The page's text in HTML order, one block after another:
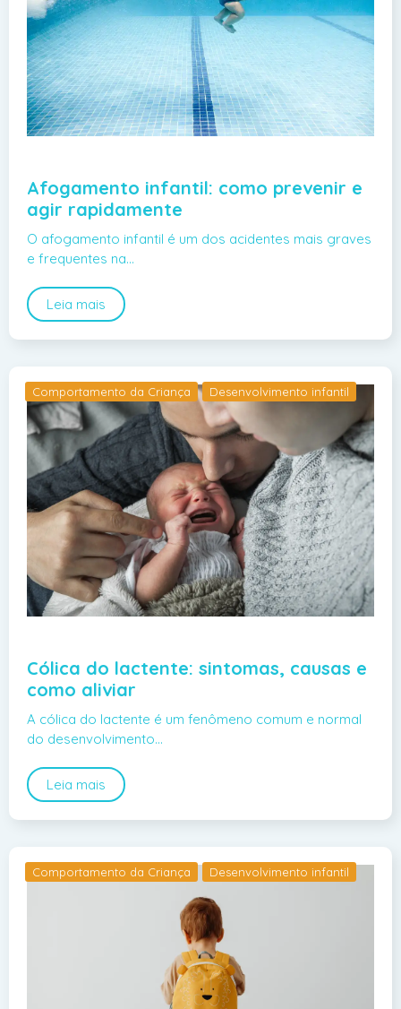
Afogamento infantil: como prevenir e
agir rapidamente
O afogamento infantil é um dos acidentes mais graves
e frequentes na…
Leia mais
Comportamento da Criança Desenvolvimento infantil
Cólica do lactente: sintomas, causas e
como aliviar
A cólica do lactente é um fenômeno comum e normal
do desenvolvimento…
Leia mais
Comportamento da Criança Desenvolvimento infantil